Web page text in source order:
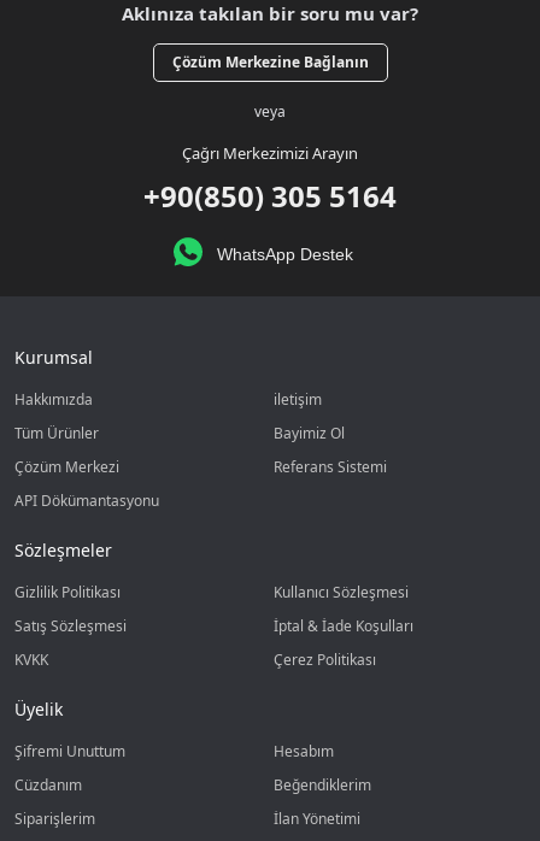
Aklınıza takılan bir soru mu var?
Çözüm Merkezine Bağlanın
veya
Çağrı Merkezimizi Arayın
+90(850) 305 5164
WhatsApp Destek
Kurumsal
Hakkımızda
iletişim
Tüm Ürünler
Bayimiz Ol
Çözüm Merkezi
Referans Sistemi
API Dökümantasyonu
Sözleşmeler
Gizlilik Politikası
Kullanıcı Sözleşmesi
Satış Sözleşmesi
İptal & İade Koşulları
KVKK
Çerez Politikası
Üyelik
Şifremi Unuttum
Hesabım
Cüzdanım
Beğendiklerim
Siparişlerim
İlan Yönetimi